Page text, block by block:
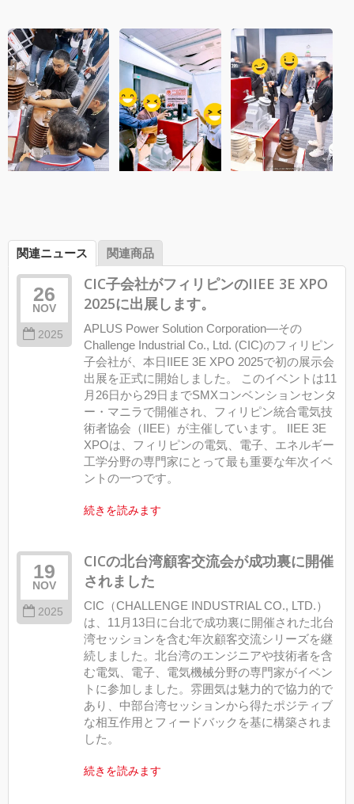
関連ニュース 関連商品
26
NOV
2025
CIC子会社がフィリピンのIIEE 3E XPO
2025に出展します。
APLUS Power Solution Corporation—その
Challenge Industrial Co., Ltd. (CIC)のフィリピン
子会社が、本日IIEE 3E XPO 2025で初の展示会
出展を正式に開始しました。 このイベントは11
月26日から29日までSMXコンベンションセンタ
ー・マニラで開催され、フィリピン統合電気技
術者協会（IIEE）が主催しています。 IIEE 3E
XPOは、フィリピンの電気、電子、エネルギー
工学分野の専門家にとって最も重要な年次イベ
ントの一つです。
続きを読みます
19
NOV
2025
CICの北台湾顧客交流会が成功裏に開催
されました
CIC（CHALLENGE INDUSTRIAL CO., LTD.）
は、11月13日に台北で成功裏に開催された北台
湾セッションを含む年次顧客交流シリーズを継
続しました。北台湾のエンジニアや技術者を含
む電気、電子、電気機械分野の専門家がイベン
トに参加しました。雰囲気は魅力的で協力的で
あり、中部台湾セッションから得たポジティブ
な相互作用とフィードバックを基に構築されま
した。
続きを読みます